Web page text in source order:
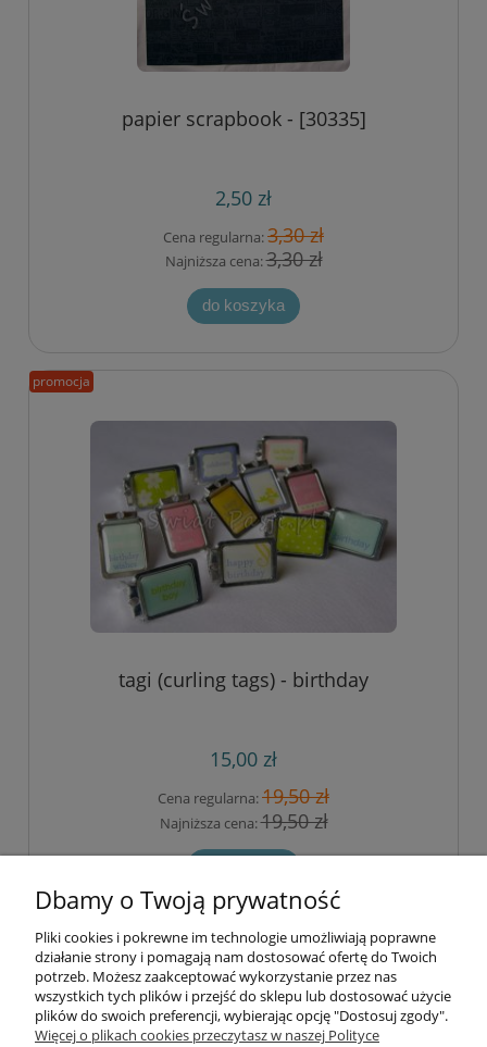
papier scrapbook - [30335]
2,50 zł
Cena regularna:3,30 zł
Najniższa cena:3,30 zł
do koszyka
tagi (curling tags) - birthday
15,00 zł
Cena regularna:19,50 zł
Najniższa cena:19,50 zł
promocja
Informacje
Opłaty i koszty dostawy
Dbamy o Twoją prywatność
Pliki cookies i pokrewne im technologie umożliwiają poprawne
działanie strony i pomagają nam dostosować ofertę do Twoich
potrzeb. Możesz zaakceptować wykorzystanie przez nas
wszystkich tych plików i przejść do sklepu lub dostosować użycie
plików do swoich preferencji, wybierając opcję "Dostosuj zgody".
Więcej o plikach cookies przeczytasz w naszej Polityce